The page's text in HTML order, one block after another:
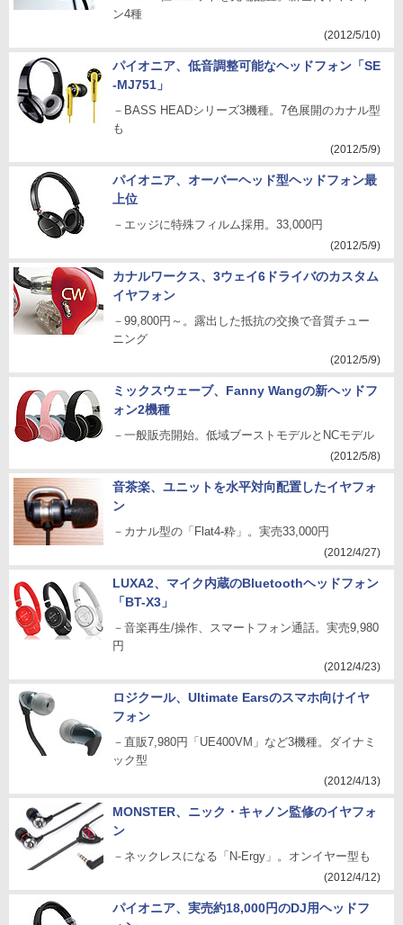
ン4種
(2012/5/10)
パイオニア、低音調整可能なヘッドフォン「SE
-MJ751」
－BASS HEADシリーズ3機種。7色展開のカナル型
も
(2012/5/9)
パイオニア、オーバーヘッド型ヘッドフォン最
上位
－エッジに特殊フィルム採用。33,000円
(2012/5/9)
カナルワークス、3ウェイ6ドライバのカスタム
イヤフォン
－99,800円～。露出した抵抗の交換で音質チュー
ニング
(2012/5/9)
ミックスウェーブ、Fanny Wangの新ヘッドフ
ォン2機種
－一般販売開始。低域ブーストモデルとNCモデル
(2012/5/8)
音茶楽、ユニットを水平対向配置したイヤフォ
ン
－カナル型の「Flat4-粋」。実売33,000円
(2012/4/27)
LUXA2、マイク内蔵のBluetoothヘッドフォン
「BT-X3」
－音楽再生/操作、スマートフォン通話。実売9,980
円
(2012/4/23)
ロジクール、Ultimate Earsのスマホ向けイヤ
フォン
－直販7,980円「UE400VM」など3機種。ダイナミ
ック型
(2012/4/13)
MONSTER、ニック・キャノン監修のイヤフォ
ン
－ネックレスになる「N-Ergy」。オンイヤー型も
(2012/4/12)
パイオニア、実売約18,000円のDJ用ヘッドフ